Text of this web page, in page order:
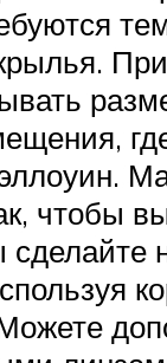
чтобы
сделайте